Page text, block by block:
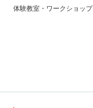
体験教室・ワークショップ